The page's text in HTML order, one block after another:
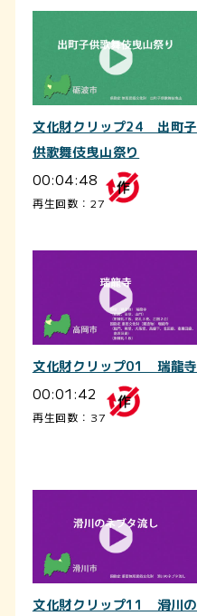
文化財クリップ24 出町子
供歌舞伎曳山祭り
00:04:48
再生回数：27
文化財クリップ01 瑞龍寺
00:01:42
再生回数：37
文化財クリップ11 滑川の